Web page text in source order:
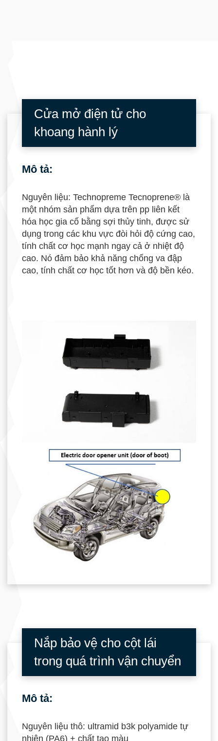
Cửa mở điện tử cho
khoang hành lý
Mô tả:
Nguyên liệu: Technopreme Tecnoprene® là
một nhóm sản phẩm dựa trên pp liên kết
hóa học gia cố bằng sợi thủy tinh, được sử
dụng trong các khu vực đòi hỏi độ cứng cao,
tính chất cơ học mạnh ngay cả ở nhiệt độ
cao. Nó đảm bảo khả năng chống va đập
cao, tính chất cơ học tốt hơn và độ bền kéo.
Nắp bảo vệ cho cột lái
trong quá trình vận chuyển
Mô tả:
Nguyên liệu thô: ultramid b3k polyamide tự
nhiên (PA6) + chất tạo màu